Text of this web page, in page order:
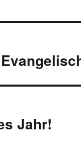
Jahr!